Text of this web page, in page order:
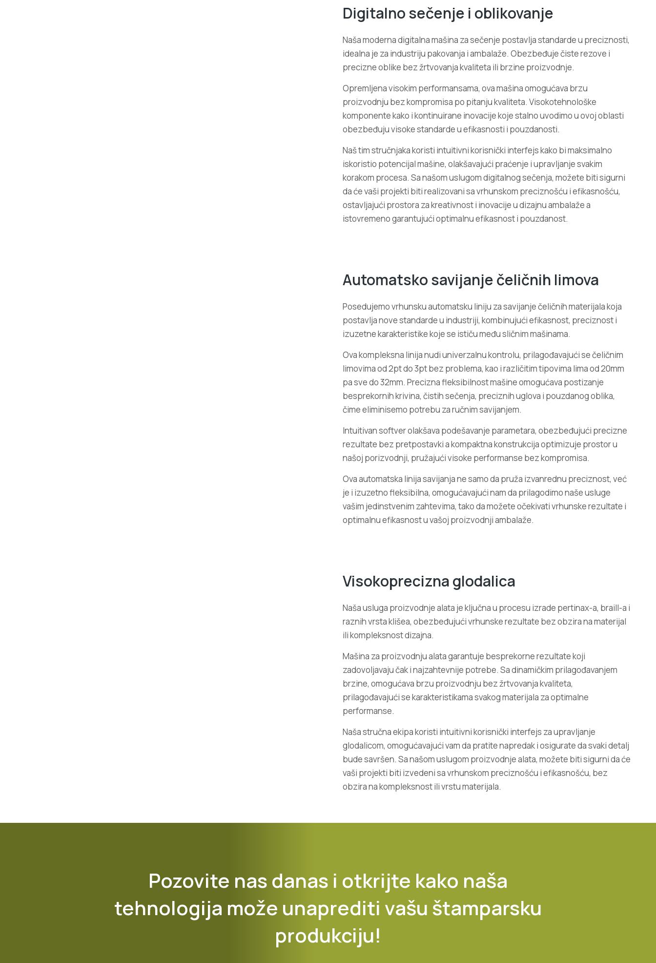
Digitalno sečenje i oblikovanje
Naša moderna digitalna mašina za sečenje postavlja standarde u preciznosti,
idealna je za industriju pakovanja i ambalaže. Obezbeđuje čiste rezove i
precizne oblike bez žrtvovanja kvaliteta ili brzine proizvodnje.
Opremljena visokim performansama, ova mašina omogućava brzu
proizvodnju bez kompromisa po pitanju kvaliteta. Visokotehnološke
komponente kako i kontinuirane inovacije koje stalno uvodimo u ovoj oblasti
obezbeđuju visoke standarde u efikasnosti i pouzdanosti.
Naš tim stručnjaka koristi intuitivni korisnički interfejs kako bi maksimalno
iskoristio potencijal mašine, olakšavajući praćenje i upravljanje svakim
korakom procesa. Sa našom uslugom digitalnog sečenja, možete biti sigurni
da će vaši projekti biti realizovani sa vrhunskom preciznošću i efikasnošću,
ostavljajući prostora za kreativnost i inovacije u dizajnu ambalaže a
istovremeno garantujući optimalnu efikasnost i pouzdanost.
Automatsko savijanje čeličnih limova
Posedujemo vrhunsku automatsku liniju za savijanje čeličnih materijala koja
postavlja nove standarde u industriji, kombinujući efikasnost, preciznost i
izuzetne karakteristike koje se ističu među sličnim mašinama.
Ova kompleksna linija nudi univerzalnu kontrolu, prilagođavajući se čeličnim
limovima od 2pt do 3pt bez problema, kao i različitim tipovima lima od 20mm
pa sve do 32mm. Precizna fleksibilnost mašine omogućava postizanje
besprekornih krivina, čistih sečenja, preciznih uglova i pouzdanog oblika,
čime eliminisemo potrebu za ručnim savijanjem.
Intuitivan softver olakšava podešavanje parametara, obezbeđujući precizne
rezultate bez pretpostavki a kompaktna konstrukcija optimizuje prostor u
našoj porizvodnji, pružajući visoke performanse bez kompromisa.
Ova automatska linija savijanja ne samo da pruža izvanrednu preciznost, već
je i izuzetno fleksibilna, omogućavajući nam da prilagodimo naše usluge
vašim jedinstvenim zahtevima, tako da možete očekivati vrhunske rezultate i
optimalnu efikasnost u vašoj proizvodnji ambalaže.
Visokoprecizna glodalica
Naša usluga proizvodnje alata je ključna u procesu izrade pertinax-a, braill-a i
raznih vrsta klišea, obezbeđujući vrhunske rezultate bez obzira na materijal
ili kompleksnost dizajna.
Mašina za proizvodnju alata garantuje besprekorne rezultate koji
zadovoljavaju čak i najzahtevnije potrebe. Sa dinamičkim prilagođavanjem
brzine, omogućava brzu proizvodnju bez žrtvovanja kvaliteta,
prilagođavajući se karakteristikama svakog materijala za optimalne
performanse.
Naša stručna ekipa koristi intuitivni korisnički interfejs za upravljanje
glodalicom, omogućavajući vam da pratite napredak i osigurate da svaki detalj
bude savršen. Sa našom uslugom proizvodnje alata, možete biti sigurni da će
vaši projekti biti izvedeni sa vrhunskom preciznošću i efikasnošću, bez
obzira na kompleksnost ili vrstu materijala.
Pozovite nas danas i otkrijte kako naša
tehnologija može unaprediti vašu štamparsku
produkciju!